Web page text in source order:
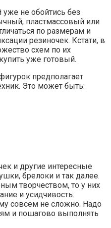
не обойтись без
пластмассовый или
по размерам и
резиночек. Кстати, в
схем по их
уже готовый.
предполагает
Это может быть:
и другие интересные
брелоки и так далее.
творчеством, то у них
и усидчивость.
совсем не сложно. Надо
и пошагово выполнять